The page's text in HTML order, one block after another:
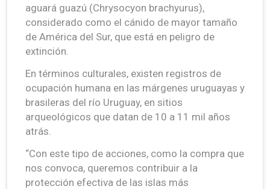
aguará guazú (Chrysocyon brachyurus),
considerado como el cánido de mayor tamaño
de América del Sur, que está en peligro de
extinción.
En términos culturales, existen registros de
ocupación humana en las márgenes uruguayas y
brasileras del río Uruguay, en sitios
arqueológicos que datan de 10 a 11 mil años
atrás.
“Con este tipo de acciones, como la compra que
nos convoca, queremos contribuir a la
protección efectiva de las islas más